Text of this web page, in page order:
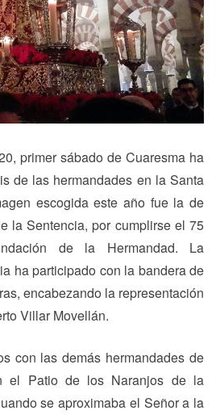
primer sábado de Cuaresma ha
de las hermandades en la Santa
escogida este año fue la de
la Sentencia, por cumplirse el 75
de la Hermandad. La
ha participado con la bandera de
encabezando la representación
Villar Movellán.
con las demás hermandades de
el Patio de los Naranjos de la
se aproximaba el Señor a la